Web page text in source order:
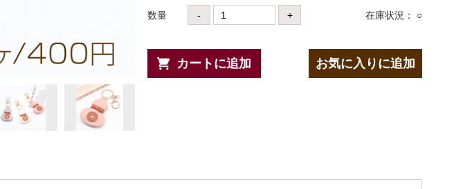
数量 - + 在庫状況： ○
カートに追加 お気に入りに追加